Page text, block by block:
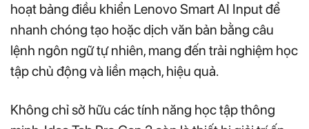
hoạt bảng điều khiển Lenovo Smart AI Input để
nhanh chóng tạo hoặc dịch văn bản bằng câu
lệnh ngôn ngữ tự nhiên, mang đến trải nghiệm học
tập chủ động và liền mạch, hiệu quả.
Không chỉ sở hữu các tính năng học tập thông